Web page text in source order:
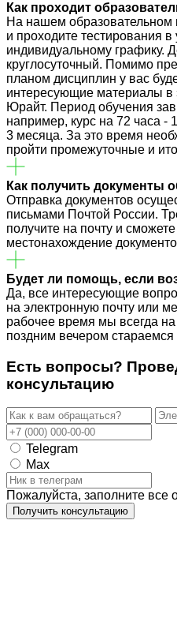
Как проходит
На нашем образовательном
и проходите тестирования
индивидуальному графику.
круглосуточный. Помимо
планом дисциплин у вас
интересующие материалы в
Юрайт. Период обучения
например, курс на 72 часа -
3 месяца. За это время
пройти промежуточные и
Как получить документы
Отправка документов
письмами Почтой России.
получите на почту и
местонахождение
Будет ли помощь, если
Да, все интересующие
на электронную почту или
рабочее время мы всегда
поздним вечером стараемся
Есть вопросы?
консультацию
Telegram
Max
Пожалуйста, заполните все
Получить консультацию